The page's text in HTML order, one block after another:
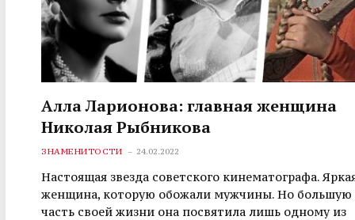
Алла Ларионова: главная женщина
Николая Рыбникова
ЗНАМЕНИТОСТИ 24.02.2022
Настоящая звезда советского кинематографа.
женщина, которую обожали мужчины. Но большую
часть своей жизни она посвятила лишь одному из